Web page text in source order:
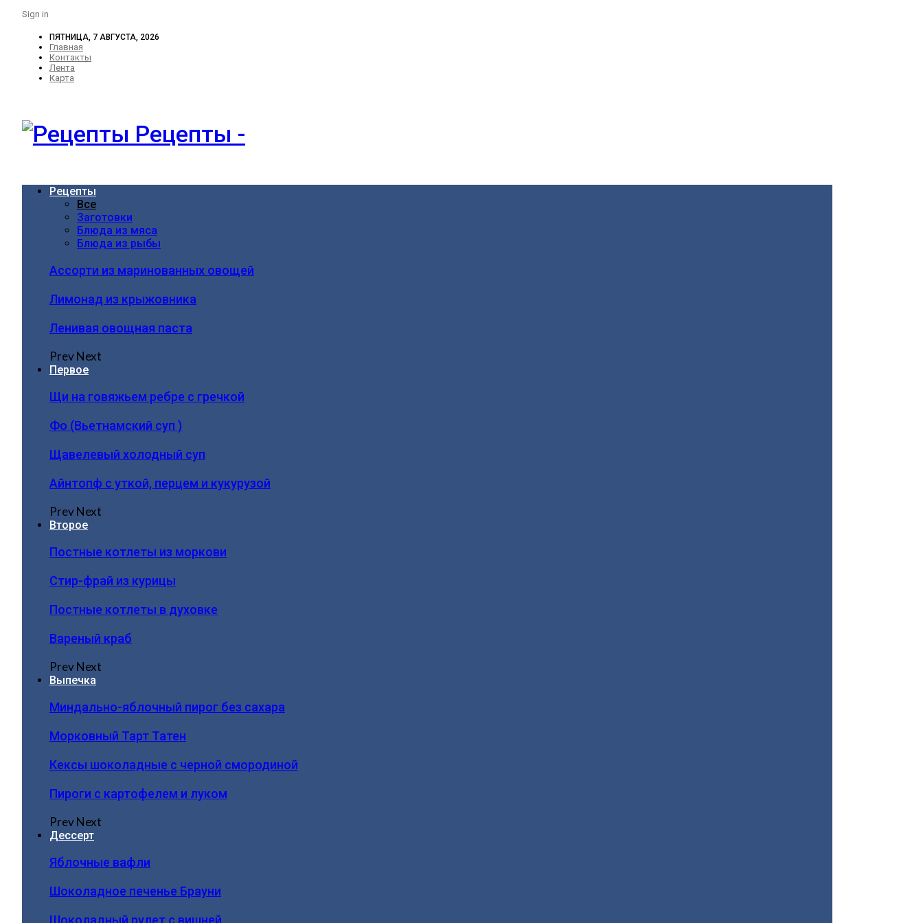
Sign in
ПЯТНИЦА, 7 АВГУСТА, 2026
Главная
Контакты
Лента
Карта
Рецепты -
Рецепты
Все
Заготовки
Блюда из мяса
Блюда из рыбы
Ассорти из маринованных овощей
Лимонад из крыжовника
Ленивая овощная паста
PrevNext
Первое
Щи на говяжьем ребре с гречкой
Фо (Вьетнамский суп )
Щавелевый холодный суп
Айнтопф с уткой, перцем и кукурузой
PrevNext
Второе
Постные котлеты из моркови
Стир-фрай из курицы
Постные котлеты в духовке
Вареный краб
PrevNext
Выпечка
Миндально-яблочный пирог без сахара
Морковный Тарт Татен
Кексы шоколадные с черной смородиной
Пироги c картофелем и луком
PrevNext
Дессерт
Яблочные вафли
Шоколадное печенье Брауни
Шоколадный рулет с вишней